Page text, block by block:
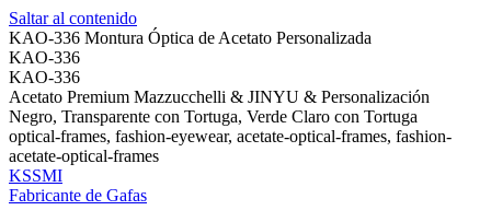
Saltar al contenido
KAO-336 Montura Óptica de Acetato Personalizada
KAO-336
KAO-336
Acetato Premium Mazzucchelli & JINYU & Personalización
Negro, Transparente con Tortuga, Verde Claro con Tortuga
optical-frames, fashion-eyewear, acetate-optical-frames, fashion-
acetate-optical-frames
KSSMI
Fabricante de Gafas